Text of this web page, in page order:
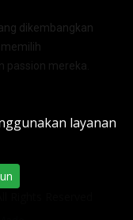
layanan
dikembangkan
passion mereka.